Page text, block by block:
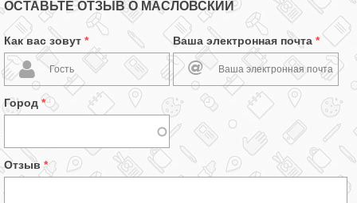
ОСТАВЬТЕ ОТЗЫВ О МАСЛОВСКИЙ
Как вас зовут * Ваша электронная почта *
Город *
Отзыв *